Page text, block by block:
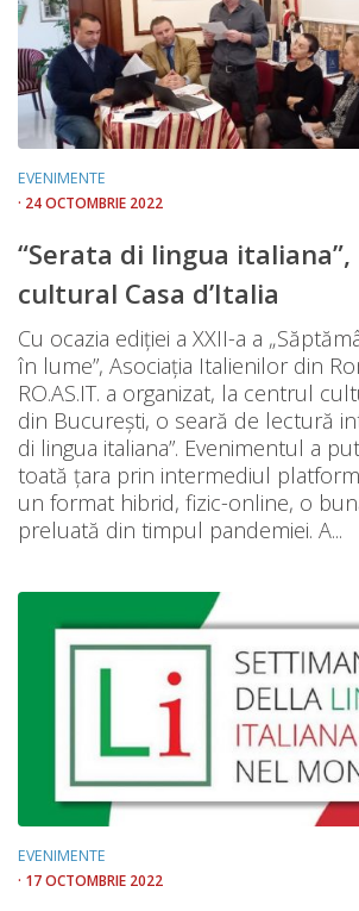
EVENIMENTE
· 24 OCTOMBRIE 2022
“Serata di lingua
cultural Casa d’Italia
Cu ocazia ediției a XXII-a a
în lume”, Asociația Italienilor din
RO.AS.IT. a organizat, la centrul
din București, o seară de lectură
di lingua italiana”. Evenimentul a
toată țara prin intermediul
un format hibrid, fizic-online, o
preluată din timpul pandemiei. A...
EVENIMENTE
· 17 OCTOMBRIE 2022